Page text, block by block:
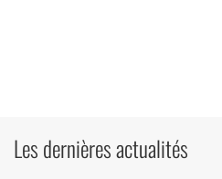
Les dernières actualités